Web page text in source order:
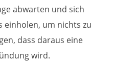
abwarten und sich
einholen, um nichts zu
dass daraus eine
wird.